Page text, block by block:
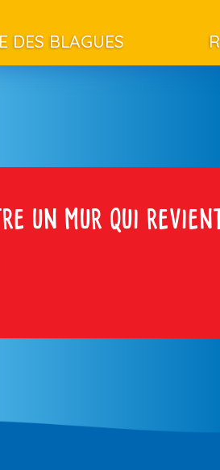
DES BLAGUES
un mur qui